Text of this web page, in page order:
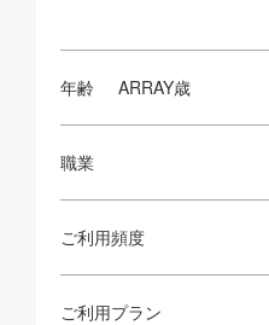
年齢 ARRAY歳
職業
ご利用頻度
ご利用プラン